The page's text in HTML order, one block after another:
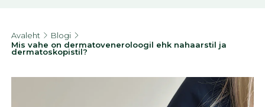
Avaleht
Blogi
Mis vahe on dermatoveneroloogil ehk nahaarstil ja
dermatoskopistil?